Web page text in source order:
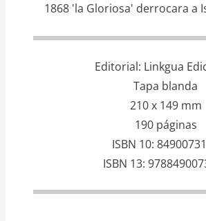
1868 'la Gloriosa' derrocara a
Editorial Linkgua
Tapa blanda
210 x 149 mm
190 páginas
ISBN 10
ISBN 13